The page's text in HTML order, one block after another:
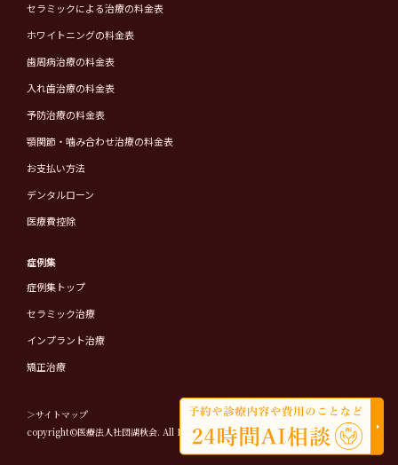
セラミックによる治療の料金表
ホワイトニングの料金表
歯周病治療の料金表
入れ歯治療の料金表
予防治療の料金表
顎関節・噛み合わせ治療の料金表
お支払い方法
デンタルローン
医療費控除
症例集
症例集トップ
セラミック治療
インプラント治療
矯正治療
＞サイトマップ
copyright©医療法人社団湖秋会. All Rights Reserved.